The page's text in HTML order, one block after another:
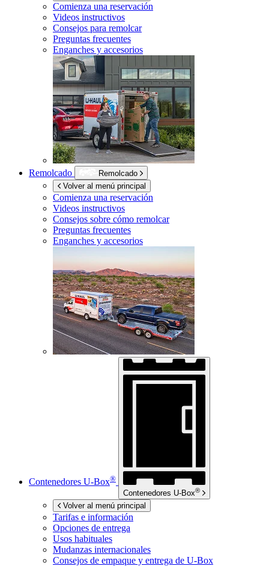
Comienza una reservación
Videos instructivos
Consejos para remolcar
Preguntas frecuentes
Enganches y accesorios
Remolcado
Remolcado
Volver al menú principal
Comienza una reservación
Videos instructivos
Consejos sobre cómo remolcar
Preguntas frecuentes
Enganches y accesorios
Contenedores U-Box®
Contenedores U-Box®
Volver al menú principal
Tarifas e información
Opciones de entrega
Usos habituales
Mudanzas internacionales
Consejos de empaque y entrega de U-Box